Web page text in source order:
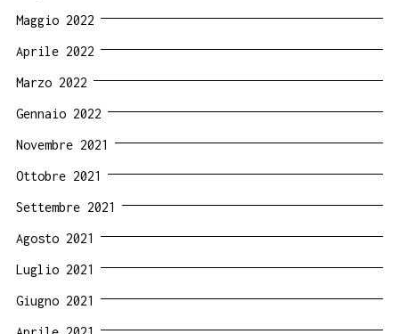
Maggio 2022
Aprile 2022
Marzo 2022
Gennaio 2022
Novembre 2021
Ottobre 2021
Settembre 2021
Agosto 2021
Luglio 2021
Giugno 2021